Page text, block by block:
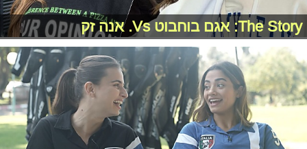
The Story: אגם בוחבוט Vs. אנה זק